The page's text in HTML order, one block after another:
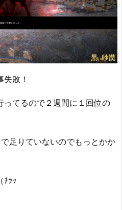
敗！
てるので２週間に１回位の
足りていないのでもっとかか
ﾁﾗｯ